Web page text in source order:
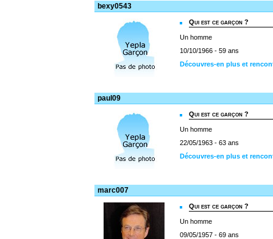
bexy0543
Qui est ce garçon ?
Un homme
10/10/1966 - 59 ans
Découvres-en plus et
paul09
Qui est ce garçon ?
Un homme
22/05/1963 - 63 ans
Découvres-en plus et
marc007
Qui est ce garçon ?
Un homme
09/05/1957 - 69 ans